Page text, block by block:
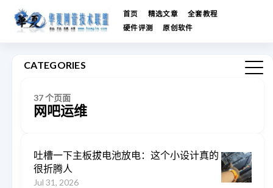
首页 精选文章
全套教程
硬件评测
原创软件
CATEGORIES
37 个页面
网吧运维
吐槽一下主板拔电池放电：这个小设计真的
很折腾人
Jul 31, 2026